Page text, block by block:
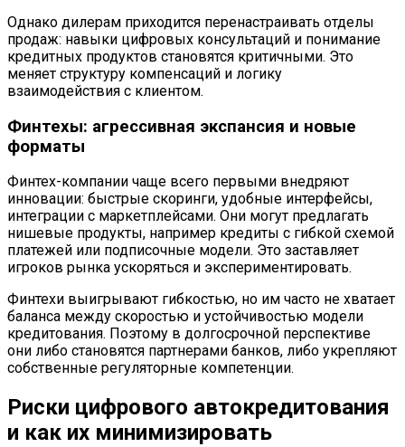
Однако дилерам приходится перенастраивать отделы
продаж: навыки цифровых консультаций и понимание
кредитных продуктов становятся критичными. Это
меняет структуру компенсаций и логику
взаимодействия с клиентом.
Финтехы: агрессивная экспансия и новые
форматы
Финтех-компании чаще всего первыми внедряют
инновации: быстрые скоринги, удобные интерфейсы,
интеграции с маркетплейсами. Они могут предлагать
нишевые продукты, например кредиты с гибкой схемой
платежей или подписочные модели. Это заставляет
игроков рынка ускоряться и экспериментировать.
Финтехи выигрывают гибкостью, но им часто не хватает
баланса между скоростью и устойчивостью модели
кредитования. Поэтому в долгосрочной перспективе
они либо становятся партнерами банков, либо укрепляют
собственные регуляторные компетенции.
Риски цифрового автокредитования
и как их минимизировать